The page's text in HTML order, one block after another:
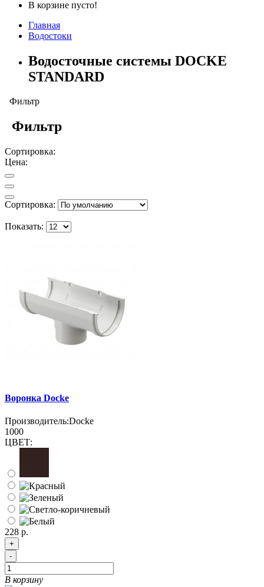
В корзине пусто!
Главная
Водостоки
Водосточные системы DOCKE
STANDARD
Фильтр
Фильтр
Сортировка:
Цена:
Сортировка:
Показать:
Воронка Docke
Производитель:Docke
1000
ЦВЕТ:
228 р.
+
-
В корзину